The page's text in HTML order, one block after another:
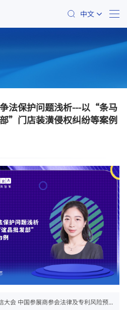
中文
法保护问题浅析---以“条马
”门店装潢侵权纠纷等案例
大会 中国参展商参会法律及专利风险预...